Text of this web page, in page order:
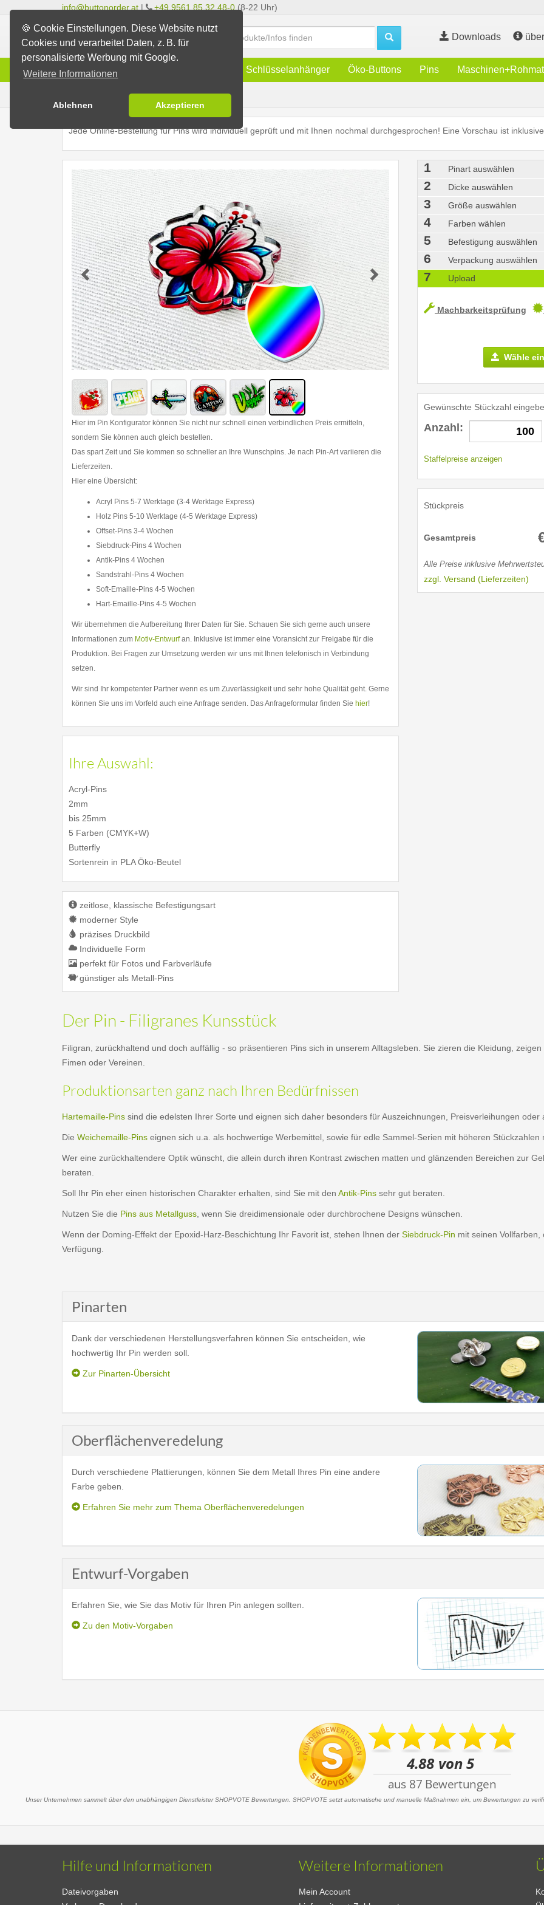
🍪 Cookie Einstellungen. Diese Website nutzt
Cookies und verarbeitet Daten, z. B. für
personalisierte Werbung mit Google.
Weitere Informationen
Ablehnen Akzeptieren
info@buttonorder.at | +49 9561 85 32 48-0 (8-22 Uhr)
Downloads
Infos Schlüsselanhänger Öko-Buttons Pins
Pin-Konfigurator
Jede Online-Bestellung für Pins wird individuell geprüft und mit Ihnen nochmal durchgesprochen! Eine Vorschau ist
Hier im Pin Konfigurator können Sie nicht nur schnell einen verbindlichen Preis ermitteln,
sondern Sie können auch gleich bestellen.
Das spart Zeit und Sie kommen so schneller an Ihre Wunschpins. Je nach Pin-Art variieren die
Lieferzeiten.
Hier eine Übersicht:
Acryl Pins 5-7 Werktage (3-4 Werktage Express)
Holz Pins 5-10 Werktage (4-5 Werktage Express)
Offset-Pins 3-4 Wochen
Siebdruck-Pins 4 Wochen
Antik-Pins 4 Wochen
Sandstrahl-Pins 4 Wochen
Soft-Emaille-Pins 4-5 Wochen
Hart-Emaille-Pins 4-5 Wochen
Wir übernehmen die Aufbereitung Ihrer Daten für Sie. Schauen Sie sich gerne auch unsere
Informationen zum Motiv-Entwurfan. Inklusive ist immer eine Voransicht zur Freigabe für die
Produktion. Bei Fragen zur Umsetzung werden wir uns mit Ihnen telefonisch in Verbindung
setzen.
Wir sind Ihr kompetenter Partner wenn es um Zuverlässigkeit und sehr hohe Qualität geht. Gerne
können Sie uns im Vorfeld auch eine Anfrage senden. Das Anfrageformular finden Sie hier!
Ihre Auswahl:
Acryl-Pins
2mm
bis 25mm
5 Farben (CMYK+W)
Butterfly
Sortenrein in PLA Öko-Beutel
zeitlose, klassische Befestigungsart
moderner Style
präzises Druckbild
Individuelle Form
perfekt für Fotos und Farbverläufe
günstiger als Metall-Pins
1 Pinart auswählen
2 Dicke auswählen
3 Größe auswählen
4 Farben wählen
5 Befestigung auswählen
6 Verpackung auswählen
7 Upload
Machbarkeitsprüfung
Wähle
Gewünschte Stückzahl
Anzahl :
Staffelpreise anzeigen
Stückpreis
Gesamtpreis
Alle Preise inklusive
zzgl. Versand (Lieferzeiten)
Der Pin - Filigranes Kunsstück
Filigran, zurückhaltend und doch auffällig - so präsentieren Pins sich in unserem Alltagsleben. Sie zieren die Kleidung,
Fimen oder Vereinen.
Produktionsarten ganz nach Ihren Bedürfnissen
Hartemaille-Pins sind die edelsten Ihrer Sorte und eignen sich daher besonders für Auszeichnungen, Preisverleihungen oder
Die Weichemaille-Pins eignen sich u.a. als hochwertige Werbemittel, sowie für edle Sammel-Serien mit höheren Stückzahlen
Wer eine zurückhaltendere Optik wünscht, die allein durch ihren Kontrast zwischen matten und glänzenden Bereichen zur
beraten.
Soll Ihr Pin eher einen historischen Charakter erhalten, sind Sie mit den Antik-Pins sehr gut beraten.
Nutzen Sie die Pins aus Metallguss , wenn Sie dreidimensionale oder durchbrochene Designs wünschen.
Wenn der Doming-Effekt der Epoxid-Harz-Beschichtung Ihr Favorit ist, stehen Ihnen der Siebdruck-Pin mit seinen
Verfügung.
Pinarten
Dank der verschiedenen Herstellungsverfahren können Sie entscheiden, wie
hochwertig Ihr Pin werden soll.
Zur Pinarten-Übersicht
Oberflächenveredelung
Durch verschiedene Plattierungen, können Sie dem Metall Ihres Pin eine andere
Farbe geben.
Erfahren Sie mehr zum Thema Oberflächenveredelungen
Entwurf-Vorgaben
Erfahren Sie, wie Sie das Motiv für Ihren Pin anlegen sollten.
Zu den Motiv-Vorgaben
Unser Unternehmen sammelt über den unabhängigen Dienstleister SHOPVOTE Bewertungen. SHOPVOTE setzt automatische und manuelle Maßnahmen ein, um Bewertungen zu
Hilfe und Informationen
Dateivorgaben
Weitere Informationen
Mein Account